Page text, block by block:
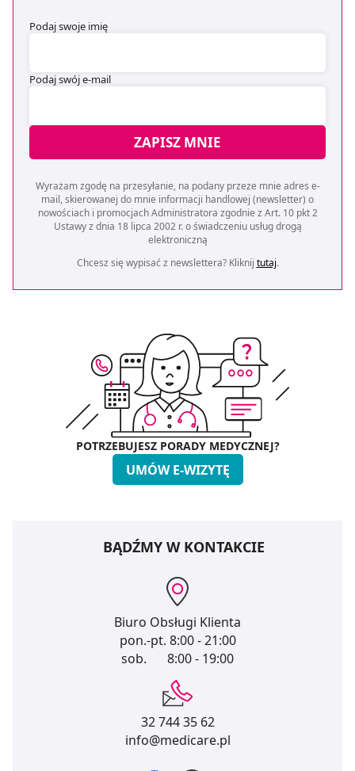
Podaj swoje imię
Podaj swój e-mail
ZAPISZ MNIE
Wyrażam zgodę na przesyłanie, na podany przeze mnie adres e-
mail, skierowanej do mnie informacji handlowej (newsletter) o
nowościach i promocjach Administratora zgodnie z Art. 10 pkt 2
Ustawy z dnia 18 lipca 2002 r. o świadczeniu usług drogą
elektroniczną
Chcesz się wypisać z newslettera? Kliknij tutaj.
POTRZEBUJESZ PORADY MEDYCZNEJ?
UMÓW E-WIZYTĘ
BĄDŹMY W KONTAKCIE
Biuro Obsługi Klienta
pon.-pt. 8:00 - 21:00
sob.
8:00 - 19:00
32 744 35 62
info@medicare.pl